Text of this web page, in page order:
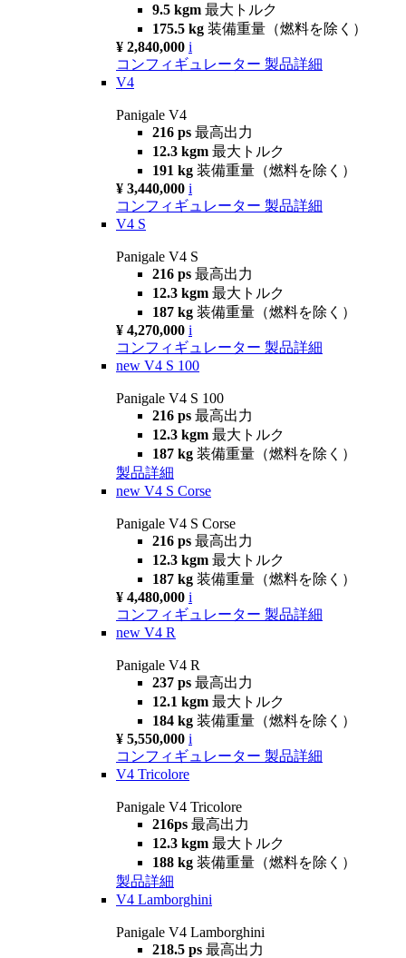
9.5 kgm 最大トルク
175.5 kg 装備重量（燃料を除く）
¥ 2,840,000 i
コンフィギュレーター 製品詳細
V4
Panigale V4
216 ps 最高出力
12.3 kgm 最大トルク
191 kg 装備重量（燃料を除く）
¥ 3,440,000 i
コンフィギュレーター 製品詳細
V4 S
Panigale V4 S
216 ps 最高出力
12.3 kgm 最大トルク
187 kg 装備重量（燃料を除く）
¥ 4,270,000 i
コンフィギュレーター 製品詳細
new V4 S 100
Panigale V4 S 100
216 ps 最高出力
12.3 kgm 最大トルク
187 kg 装備重量（燃料を除く）
製品詳細
new V4 S Corse
Panigale V4 S Corse
216 ps 最高出力
12.3 kgm 最大トルク
187 kg 装備重量（燃料を除く）
¥ 4,480,000 i
コンフィギュレーター 製品詳細
new V4 R
Panigale V4 R
237 ps 最高出力
12.1 kgm 最大トルク
184 kg 装備重量（燃料を除く）
¥ 5,550,000 i
コンフィギュレーター 製品詳細
V4 Tricolore
Panigale V4 Tricolore
216ps 最高出力
12.3 kgm 最大トルク
188 kg 装備重量（燃料を除く）
製品詳細
V4 Lamborghini
Panigale V4 Lamborghini
218.5 ps 最高出力